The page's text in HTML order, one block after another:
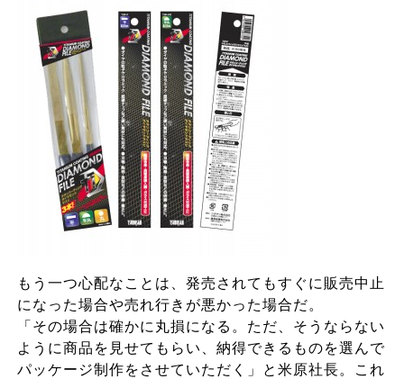
もう一つ心配なことは、発売されてもすぐに販売中止
になった場合や売れ行きが悪かった場合だ。
「その場合は確かに丸損になる。ただ、そうならない
ように商品を見せてもらい、納得できるものを選んで
パッケージ制作をさせていただく」と米原社長。これ